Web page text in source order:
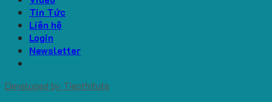
Tin Tức
Liên hệ
Login
Newsletter
Developed by Tiepthitute